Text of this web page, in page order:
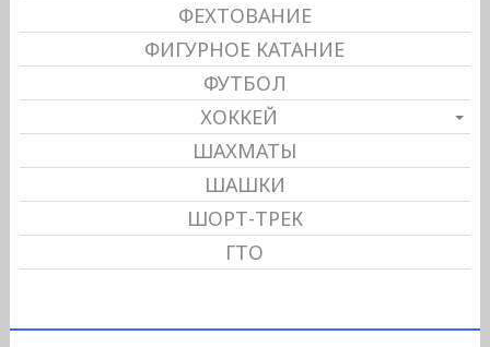
ФЕХТОВАНИЕ
ФИГУРНОЕ КАТАНИЕ
ФУТБОЛ
ХОККЕЙ
ШАХМАТЫ
ШАШКИ
ШОРТ-ТРЕК
ГТО